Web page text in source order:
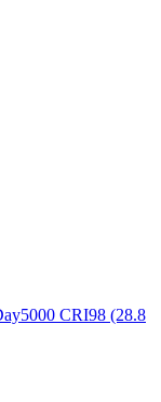
CRI98 (28.8